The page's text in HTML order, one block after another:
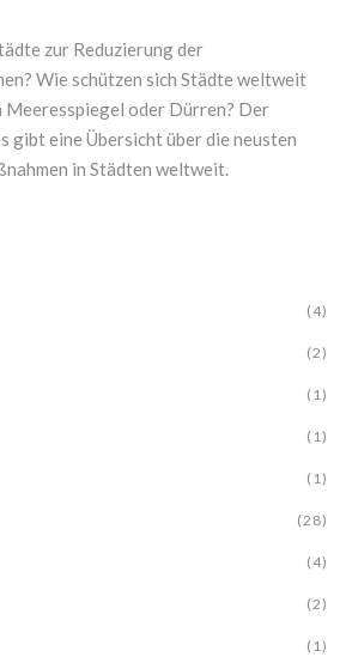
zur Reduzierung der
Wie schützen sich Städte weltweit
Meeresspiegel oder Dürren? Der
gibt eine Übersicht über die neusten
in Städten weltweit.
(4)
(2)
(1)
(1)
(1)
(28)
(4)
(2)
(1)